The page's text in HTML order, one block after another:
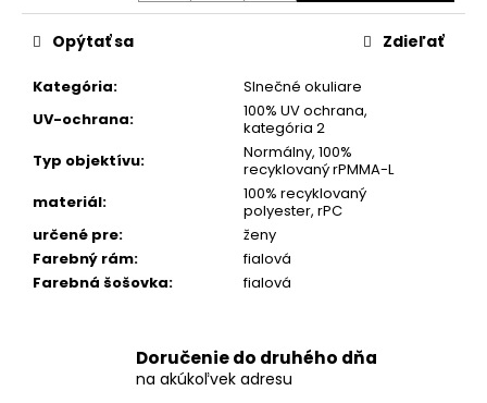
cena:
Kategória:
Slnečné okuliare
UV-ochrana:
100% UV ochrana,
kategória 2
Typ objektívu:
Normálny, 100%
recyklovaný rPMMA-L
materiál:
100% recyklovaný
polyester, rPC
určené pre:
ženy
Farebný rám:
fialová
Farebná šošovka: fialová
Opýtať sa Zdieľať
Doručenie do druhého dňa
na akúkoľvek adresu